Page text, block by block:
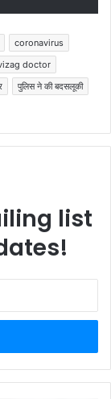
coronavirus
doctor
पुलिस ने की बदसलूकी
list